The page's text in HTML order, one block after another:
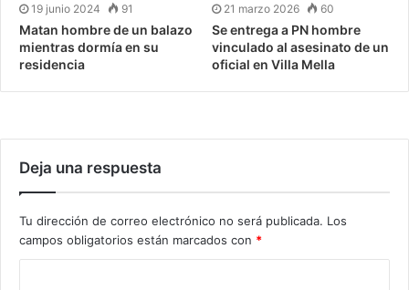
19 junio 2024 91
Matan hombre de un balazo
mientras dormía en su
residencia
21 marzo 2026 60
Se entrega a PN hombre
vinculado al asesinato de un
oficial en Villa Mella
Deja una respuesta
Tu dirección de correo electrónico no será publicada. Los
campos obligatorios están marcados con *